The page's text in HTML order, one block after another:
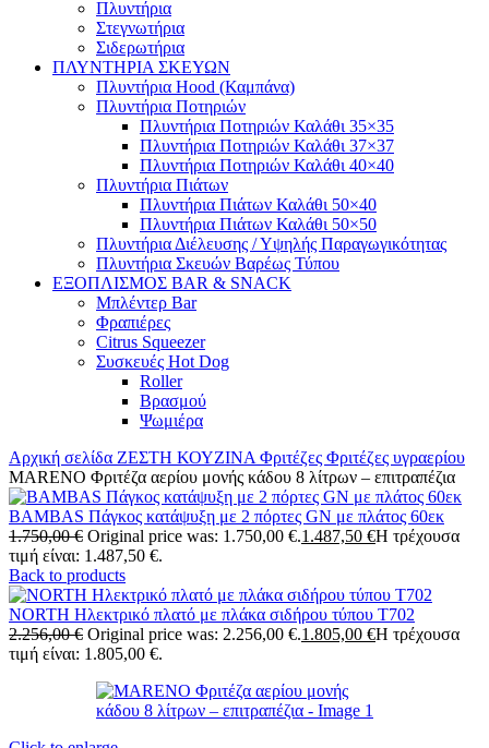
Πλυντήρια
Στεγνωτήρια
Σιδερωτήρια
ΠΛΥΝΤΗΡΙΑ ΣΚΕΥΩΝ
Πλυντήρια Hood (Καμπάνα)
Πλυντήρια Ποτηριών
Πλυντήρια Ποτηριών Καλάθι 35×35
Πλυντήρια Ποτηριών Καλάθι 37×37
Πλυντήρια Ποτηριών Καλάθι 40×40
Πλυντήρια Πιάτων
Πλυντήρια Πιάτων Καλάθι 50×40
Πλυντήρια Πιάτων Καλάθι 50×50
Πλυντήρια Διέλευσης / Υψηλής Παραγωγικότητας
Πλυντήρια Σκευών Βαρέως Τύπου
ΕΞΟΠΛΙΣΜΟΣ BAR & SNACK
Μπλέντερ Bar
Φραπιέρες
Citrus Squeezer
Συσκευές Hot Dog
Roller
Βρασμού
Ψωμιέρα
Αρχική σελίδα ΖΕΣΤΗ ΚΟΥΖΙΝΑ Φριτέζες Φριτέζες υγραερίου
MARENO Φριτέζα αερίου μονής κάδου 8 λίτρων – επιτραπέζια
BAMBAS Πάγκος κατάψυξη με 2 πόρτες GN με πλάτος 60εκ
1.750,00€ Original price was: 1.750,00 €.1.487,50 €Η τρέχουσα
τιμή είναι: 1.487,50 €.
Back to products
NORTH Ηλεκτρικό πλατό με πλάκα σιδήρου τύπου T702
2.256,00€ Original price was: 2.256,00 €.1.805,00 €Η τρέχουσα
τιμή είναι: 1.805,00 €.